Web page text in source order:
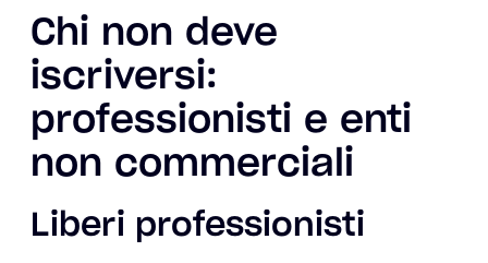
Chi non deve
iscriversi:
professionisti e enti
non commerciali
Liberi professionisti